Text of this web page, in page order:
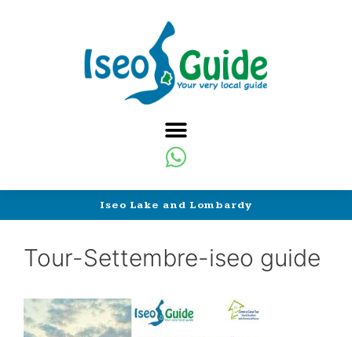
Iseo Lake and Lombardy
Tour-Settembre-iseo guide